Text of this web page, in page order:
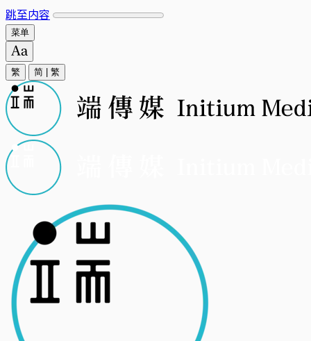
跳至内容
菜单
繁 简 繁